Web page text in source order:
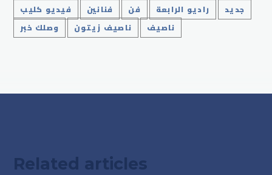
جديد راديو الرابعة فن فنانين
فيديو كليب
ناصيف
ناصيف زيتون وصلك خبر
Related articles